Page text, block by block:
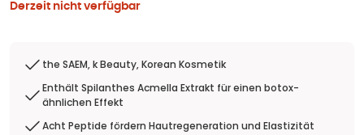
Derzeit nicht verfügbar
the SAEM, k Beauty, Korean Kosmetik
Enthält Spilanthes Acmella Extrakt für einen botox-
ähnlichen Effekt
Acht Peptide fördern Hautregeneration und Elastizität